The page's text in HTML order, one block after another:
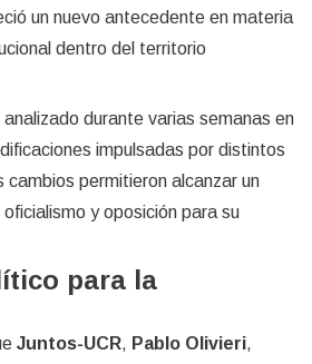
un nuevo antecedente en materia
dentro del territorio
durante varias semanas en
impulsadas por distintos
permitieron alcanzar un
y oposición para su
para la
Juntos-UCR, Pablo Olivieri,